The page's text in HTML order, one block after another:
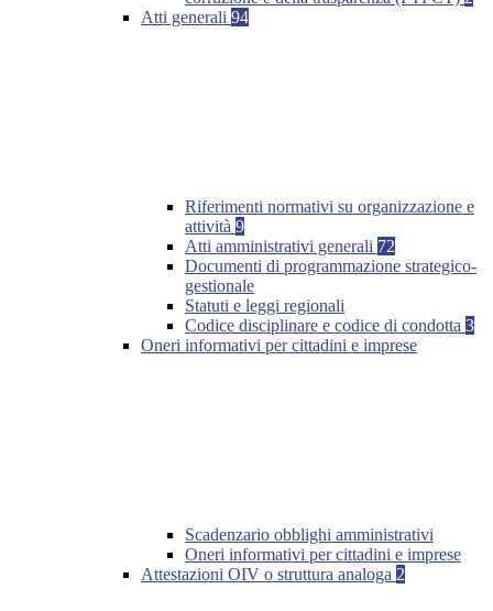
Atti generali 94
Riferimenti normativi su organizzazione e
attività 9
Atti amministrativi generali 72
Documenti di programmazione strategico-
gestionale
Statuti e leggi regionali
Codice disciplinare e codice di condotta 3
Oneri informativi per cittadini e imprese
Scadenzario obblighi amministrativi
Oneri informativi per cittadini e imprese
Attestazioni OIV o struttura analoga 2